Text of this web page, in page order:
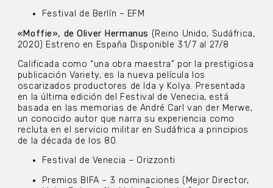
Festival de Berlín – EFM
«Moffie», de Oliver Hermanus (Reino Unido, Sudáfrica,
2020) Estreno en España Disponible 31/7 al 27/8
Calificada como “una obra maestra” por la prestigiosa
publicación Variety, es la nueva película los
oscarizados productores de Ida y Kolya. Presentada
en la última edición del Festival de Venecia, está
basada en las memorias de André Carl van der Merwe,
un conocido autor que narra su experiencia como
recluta en el servicio militar en Sudáfrica a principios
de la década de los 80.
Festival de Venecia – Orizzonti
Premios BIFA – 3 nominaciones (Mejor Director,